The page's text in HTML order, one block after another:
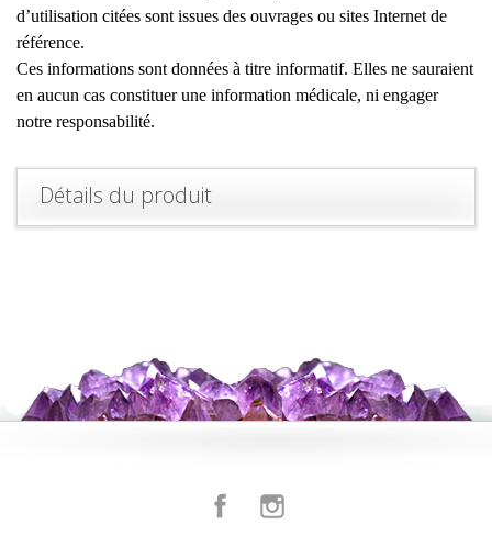
d’utilisation citées sont issues des ouvrages ou sites Internet de
référence.
Ces informations sont données à titre informatif. Elles ne sauraient
en aucun cas constituer une information médicale, ni engager
notre responsabilité.
Détails du produit
Facebook